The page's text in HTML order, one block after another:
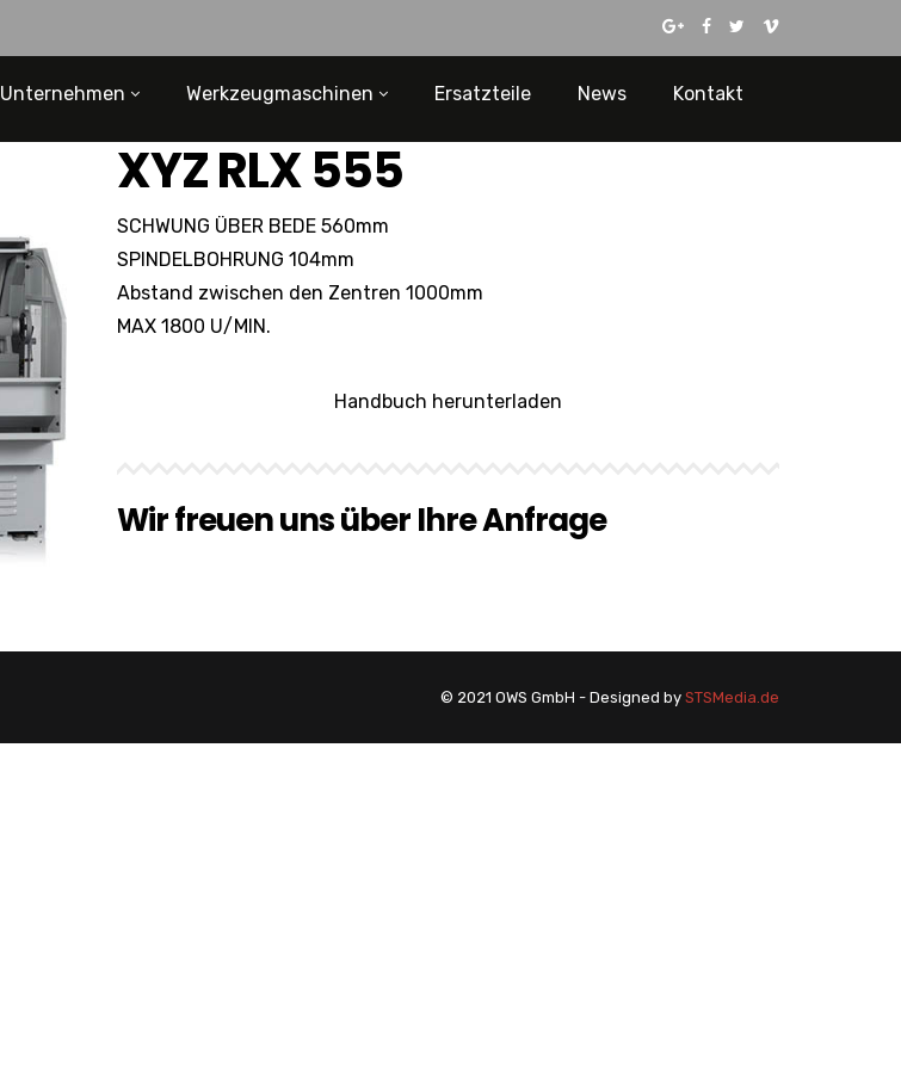
Unternehmen Werkzeugmaschinen Ersatzteile News Kontakt
XYZ RLX 555
SCHWUNG ÜBER BEDE 560mm
SPINDELBOHRUNG 104mm
Abstand zwischen den Zentren 1000mm
MAX 1800 U/MIN.
Handbuch herunterladen
Wir freuen uns über Ihre Anfrage
© 2021 OWS GmbH - Designed by STSMedia.de